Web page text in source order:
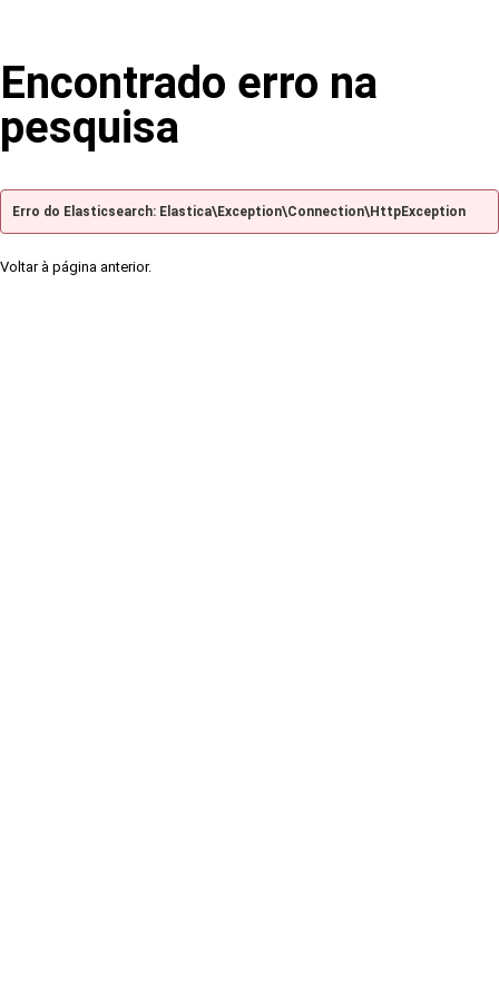
Encontrado erro na
pesquisa
Erro do Elasticsearch: Elastica\Exception\Connection\HttpException
Voltar à página anterior.